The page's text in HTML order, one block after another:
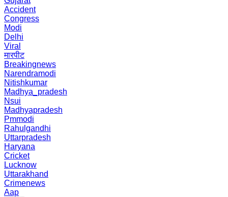
Accident
Congress
Modi
Delhi
Viral
मारपीट
Breakingnews
Narendramodi
Nitishkumar
Madhya_pradesh
Nsui
Madhyapradesh
Pmmodi
Rahulgandhi
Uttarpradesh
Haryana
Cricket
Lucknow
Uttarakhand
Crimenews
Aap